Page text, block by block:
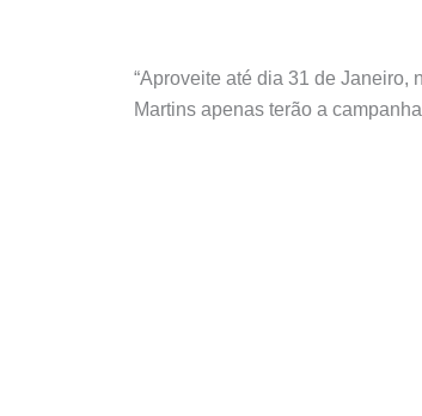
“Aproveite até dia 31 de Janeiro,
Martins apenas terão a